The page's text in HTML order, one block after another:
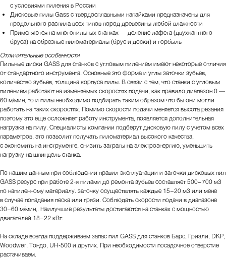
с условиями пиления в России
Дисковые пилы Gass с твердосплавными напайками предназначены для
продольного распила всех типов пород древесины любой влажности
Применяются на многопильных станках — деление лафета (двухкантного
бруса) на обрезные пиломатериалы (брус и доски) и горбыль
Отличительные особенности
Пильные диски GASS для станков с угловым пилением имеют некоторые отличия
от стандартного инструмента. Основные это форма и углы заточки зубьев,
количество зубьев, толщина корпуса пилы. В связи с тем, что станки с угловым
пилением работают на изменяемых скоростях подачи, как правило диапазон 0 —
60 м/мин, то и пилы необходимо подбирать таким образом что бы они могли
работать на таких скоростях. Помимо скорости подачи меняется высота резания
поэтому это еще осложняет работу инструмента, появляется дополнительная
нагрузка на пилу. Специалисты компании подберут дисковую пилу с учетом всех
параметров, это позволит получать пиломатериал высокого качества,
с экономить на инструменте, снизить затраты на электроэнергию, уменьшить
нагрузку на шпиндель станка.
По нашим данным при соблюдении правил эксплуатации и заточки дисковых пил
GASS ресурс при работе 2-я пилами до ремонта зубьев составляет 500−700 м3
по напиленному материалу. заточку осуществлять каждые 15−20 м3 или мене
в случае попадания песка или грязи. Соблюдать скорости подачи в диапазоне
30−60 м/мин,. Наилучшие результаты достигаются на станках с мощностью
двигателей 18−22 кВт.
На складе всегда поддерживаем запас пил GASS для станков Барс, Гризли, DKP,
Woodwer, Тондо, UH-500 и других. При необходимости посадочное отверстие
растачиваем.